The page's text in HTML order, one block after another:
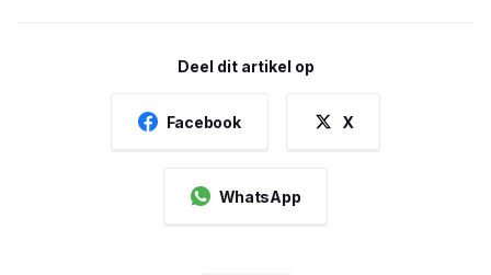
Deel dit artikel op
Facebook X
WhatsApp